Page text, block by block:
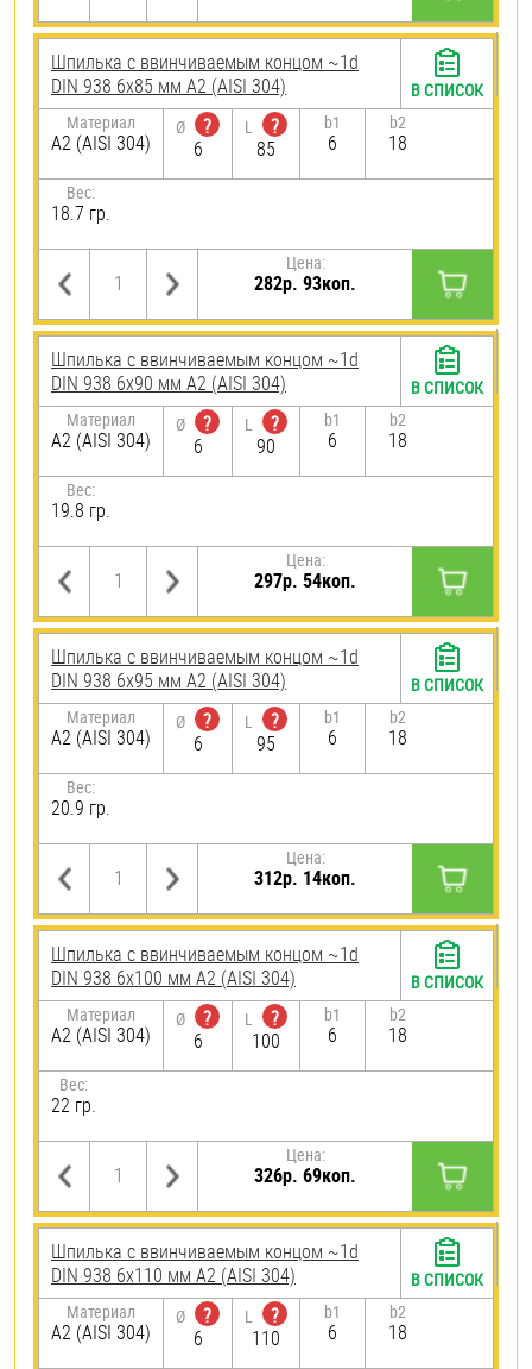
Шпилька c ввинчиваемым концом ~1d
DIN 938 6х85 мм А2 (AISI 304)
Материал
А2 (AISI 304)
Ø
?
6
L
?
85
b1
6
b2
18
Вес:
18.7 гр.
Цена:
282р. 93коп.
В СПИСОК
Шпилька c ввинчиваемым концом ~1d
DIN 938 6х90 мм А2 (AISI 304)
Материал
А2 (AISI 304)
Ø
?
6
L
?
90
b1
6
b2
18
Вес:
19.8 гр.
Цена:
297р. 54коп.
В СПИСОК
Шпилька c ввинчиваемым концом ~1d
DIN 938 6х95 мм А2 (AISI 304)
Материал
А2 (AISI 304)
Ø
?
6
L
?
95
b1
6
b2
18
Вес:
20.9 гр.
Цена:
312р. 14коп.
В СПИСОК
Шпилька c ввинчиваемым концом ~1d
DIN 938 6х100 мм А2 (AISI 304)
Материал
А2 (AISI 304)
Ø
?
6
L
?
100
b1
6
b2
18
Вес:
22 гр.
Цена:
326р. 69коп.
В СПИСОК
Шпилька c ввинчиваемым концом ~1d
DIN 938 6х110 мм А2 (AISI 304)
Материал
А2 (AISI 304)
Ø
?
6
L
?
110
b1
6
b2
18
В СПИСОК